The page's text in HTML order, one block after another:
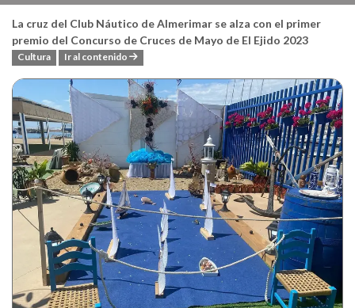
La cruz del Club Náutico de Almerimar se alza con el primer
premio del Concurso de Cruces de Mayo de El Ejido 2023
Cultura Ir al contenido